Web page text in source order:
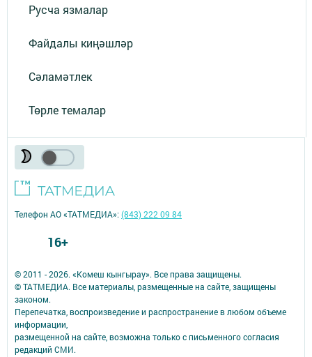
Русча язмалар
Файдалы киңәшләр
Сәламәтлек
Төрле темалар
© 2011 - 2026. «Комеш кынгырау». Все права защищены.
© ТАТМЕДИА. Все материалы, размещенные на сайте, защищены
законом.
Перепечатка, воспроизведение и распространение в любом объеме
информации,
размещенной на сайте, возможна только с письменного согласия
редакций СМИ.
Телефон АО «ТАТМЕДИА»:(843) 222 09 84
16+